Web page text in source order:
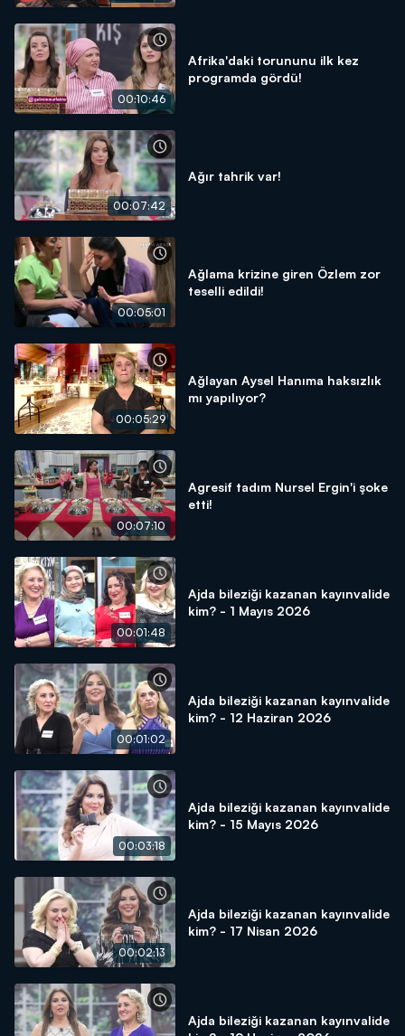
00:10:46
Afrika'daki torununu ilk kez
programda gördü!
00:07:42
Ağır tahrik var!
00:05:01
Ağlama krizine giren Özlem zor
teselli edildi!
00:05:29
Ağlayan Aysel Hanıma haksızlık
mı yapılıyor?
00:07:10
Agresif tadım Nursel Ergin'i şoke
etti!
00:01:48
Ajda bileziği kazanan kayınvalide
kim? - 1 Mayıs 2026
00:01:02
Ajda bileziği kazanan kayınvalide
kim? - 12 Haziran 2026
00:03:18
Ajda bileziği kazanan kayınvalide
kim? - 15 Mayıs 2026
00:02:13
Ajda bileziği kazanan kayınvalide
kim? - 17 Nisan 2026
Ajda bileziği kazanan kayınvalide